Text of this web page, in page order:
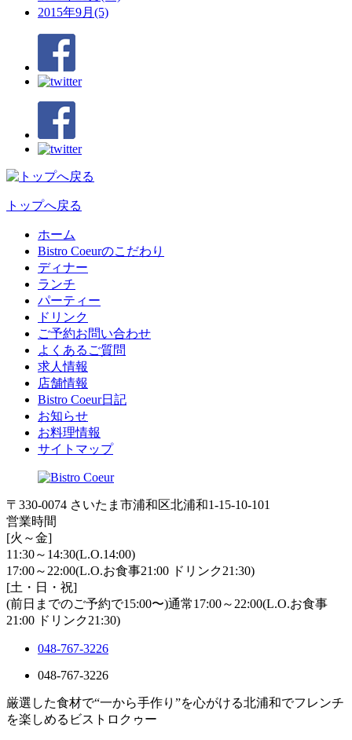
2015年9月(5)
トップへ戻る
ホーム
Bistro Coeurのこだわり
ディナー
ランチ
パーティー
ドリンク
ご予約お問い合わせ
よくあるご質問
求人情報
店舗情報
Bistro Coeur日記
お知らせ
お料理情報
サイトマップ
〒330-0074 さいたま市浦和区北浦和1-15-10-101
営業時間
[火～金]
11:30～14:30(L.O.14:00)
17:00～22:00(L.O.お食事21:00 ドリンク21:30)
[土・日・祝]
(前日までのご予約で15:00〜)通常17:00～22:00(L.O.お食事
21:00 ドリンク21:30)
048-767-3226
048-767-3226
厳選した食材で“一から手作り”を心がける北浦和でフレンチ
を楽しめるビストロクゥー